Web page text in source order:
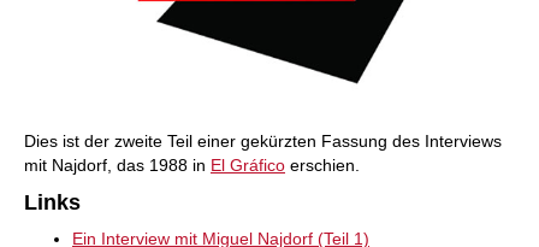
Dies ist der zweite Teil einer gekürzten Fassung des Interviews
mit Najdorf, das 1988 in El Gráfico erschien.
Links
Ein Interview mit Miguel Najdorf (Teil 1)